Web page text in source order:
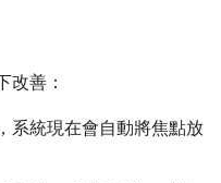
改善：
系統現在會自動將焦點放